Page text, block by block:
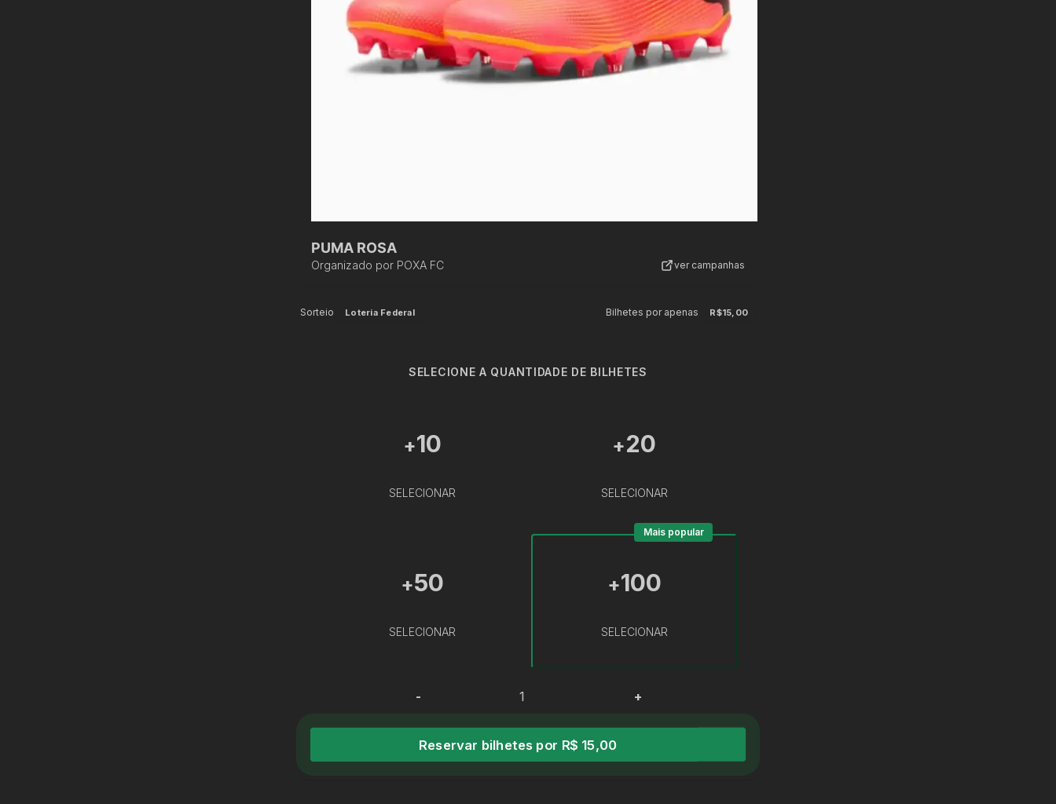
PUMA ROSA
Organizado por POXA FC ver campanhas
Sorteio Loteria Federal Bilhetes por apenas R$15,00
SELECIONE A QUANTIDADE DE BILHETES
+10
SELECIONAR
+20
SELECIONAR
+50
SELECIONAR
+100
SELECIONAR
Mais popular
- +
Reservar bilhetes por R$ 15,00